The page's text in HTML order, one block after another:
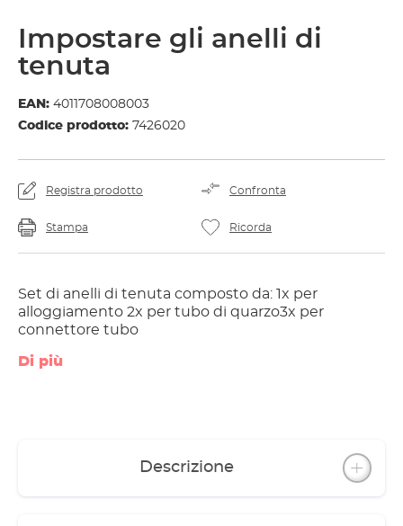
Impostare gli anelli di
tenuta
EAN: 4011708008003
Codice prodotto: 7426020
Registra prodotto Confronta
Stampa Ricorda
Set di anelli di tenuta composto da: 1x per
alloggiamento 2x per tubo di quarzo3x per
connettore tubo
Di più
Descrizione